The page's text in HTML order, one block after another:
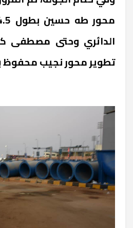
الدائري وحتى مصطفى
تطوير محور نجيب محفوظ